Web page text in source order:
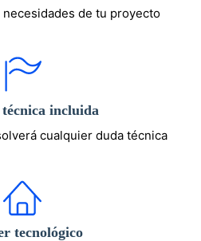
necesidades de tu proyecto
incluida
cualquier duda técnica
tecnológico